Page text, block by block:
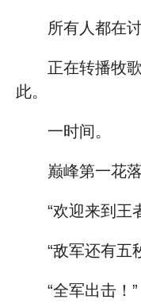
所有人都在
正在转播牧
此。
一时间。
巅峰第一花
“欢迎来到王
“敌军还有五
“全军出击！”